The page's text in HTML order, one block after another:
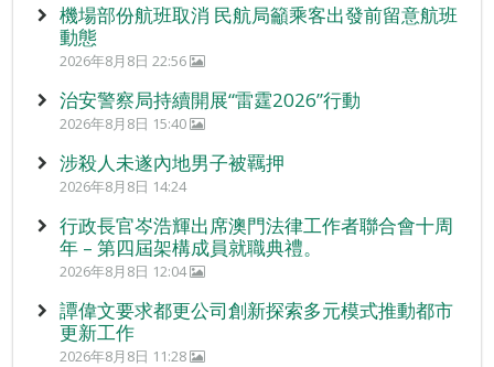
機場部份航班取消 民航局籲乘客出發前留意航班
動態
2026年8月8日 22:56
治安警察局持續開展“雷霆2026”行動
2026年8月8日 15:40
涉殺人未遂內地男子被羈押
2026年8月8日 14:24
行政長官岑浩輝出席澳門法律工作者聯合會十周
年 – 第四屆架構成員就職典禮。
2026年8月8日 12:04
譚偉文要求都更公司創新探索多元模式推動都市
更新工作
2026年8月8日 11:28